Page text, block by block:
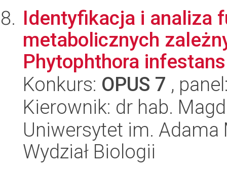
Identyfikacja i analiza
metabolicznych
Phytophthora
Konkurs: OPUS 7 ,
Kierownik: dr hab.
Uniwersytet im.
Wydział Biologii